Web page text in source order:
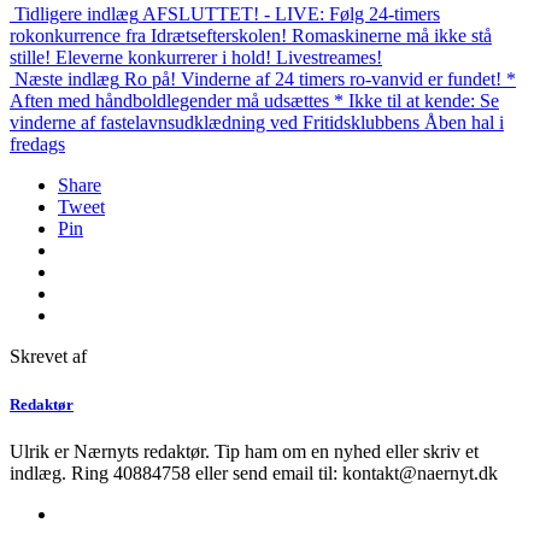
Tidligere indlægAFSLUTTET! - LIVE: Følg 24-timers
rokonkurrence fra Idrætsefterskolen! Romaskinerne må ikke stå
stille! Eleverne konkurrerer i hold! Livestreames!
Næste indlæg Ro på! Vinderne af 24 timers ro-vanvid er fundet! *
Aften med håndboldlegender må udsættes * Ikke til at kende: Se
vinderne af fastelavnsudklædning ved Fritidsklubbens Åben hal i
fredags
Share
Tweet
Pin
Skrevet af
Redaktør
Ulrik er Nærnyts redaktør. Tip ham om en nyhed eller skriv et
indlæg. Ring 40884758 eller send email til: kontakt@naernyt.dk